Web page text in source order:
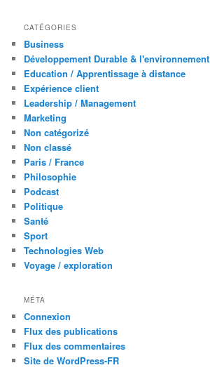
CATÉGORIES
Business
Développement Durable & l'environnement
Education / Apprentissage à distance
Expérience client
Leadership / Management
Marketing
Non catégorizé
Non classé
Paris / France
Philosophie
Podcast
Politique
Santé
Sport
Technologies Web
Voyage / exploration
MÉTA
Connexion
Flux des publications
Flux des commentaires
Site de WordPress-FR